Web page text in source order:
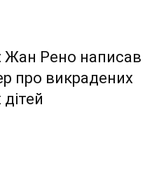
Жан Рено написав
про викрадених